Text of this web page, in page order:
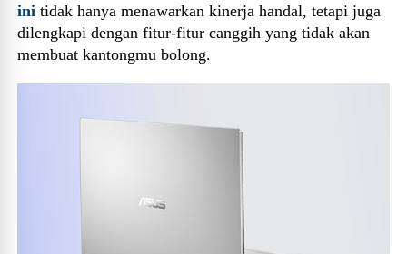
ini tidak hanya menawarkan kinerja handal, tetapi juga
dilengkapi dengan fitur-fitur canggih yang tidak akan
membuat kantongmu bolong.